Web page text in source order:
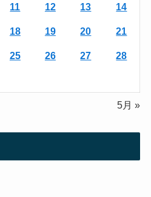
11 12 13 14
18 19 20 21
25 26 27 28
5月 »